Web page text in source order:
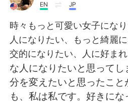
AI Grammar Checker
Türkçe
English 简体中文
EN JP
時々もっと可愛い女子にな
人になりたい、もっと綺麗
交的になりたい、人に好ま
な人になりたいと思ってし
分を変えたいと思ったこ
も、私は私です。好きに